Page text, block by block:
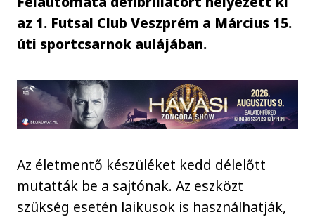
az 1. Futsal Club Veszprém a Március 15.
úti sportcsarnok aulájában.
Az életmentő készüléket kedd délelőtt
mutatták be a sajtónak. Az eszközt
szükség esetén laikusok is használhatják,